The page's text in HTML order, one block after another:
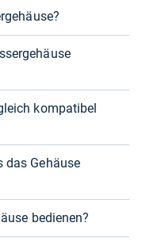
kompatibel
das Gehäuse
bedienen?